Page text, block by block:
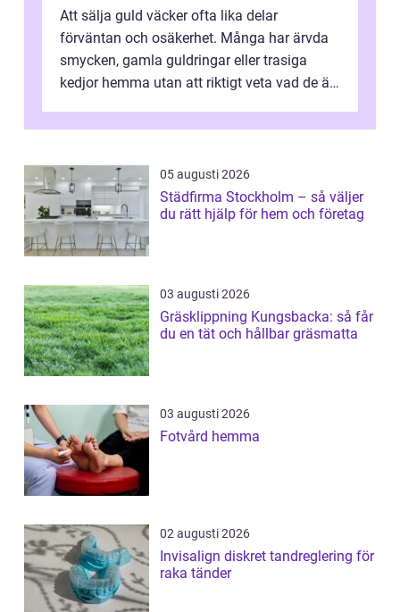
Att sälja guld väcker ofta lika delar
förväntan och osäkerhet. Många har ärvda
smycken, gamla guldringar eller trasiga
kedjor hemma utan att riktigt veta vad de är
05 augusti 2026
Städfirma Stockholm – så väljer
du rätt hjälp för hem och företag
03 augusti 2026
Gräsklippning Kungsbacka: så får
du en tät och hållbar gräsmatta
03 augusti 2026
Fotvård hemma
02 augusti 2026
Invisalign diskret tandreglering för
raka tänder